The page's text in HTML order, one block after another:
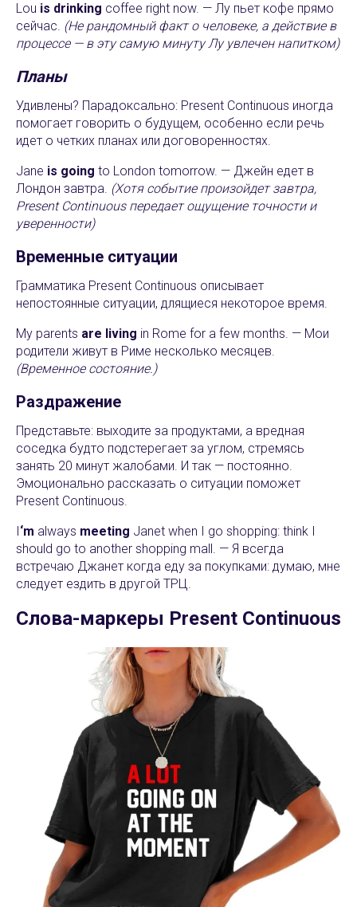
Lou is drinking coffee right now. — Лу пьет кофе прямо
сейчас. (Не рандомный факт о человеке, а действие в
процессе — в эту самую минуту Лу увлечен напитком)
Планы
Удивлены? Парадоксально: Present Continuous иногда
помогает говорить о будущем, особенно если речь
идет о четких планах или договоренностях.
Jane is going to London tomorrow. — Джейн едет в
Лондон завтра. (Хотя событие произойдет завтра,
Present Continuous передает ощущение точности и
уверенности)
Временные ситуации
Грамматика Present Continuous описывает
непостоянные ситуации, длящиеся некоторое время.
My parents are living in Rome for a few months. — Мои
родители живут в Риме несколько месяцев.
(Временное состояние.)
Раздражение
Представьте: выходите за продуктами, а вредная
соседка будто подстерегает за углом, стремясь
занять 20 минут жалобами. И так — постоянно.
Эмоционально рассказать о ситуации поможет
Present Continuous.
I‘m always meeting Janet when I go shopping: think I
should go to another shopping mall. — Я всегда
встречаю Джанет когда еду за покупками: думаю, мне
следует ездить в другой ТРЦ.
Слова-маркеры Present Continuous